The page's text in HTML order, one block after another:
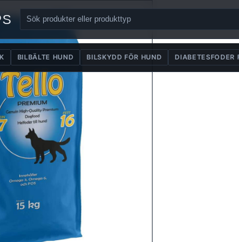
BILBÄLTE HUND BILSKYDD FÖR HUND DIABETESFODER